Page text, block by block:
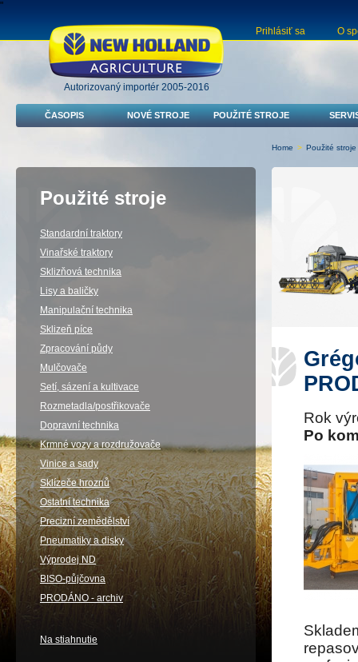
"
Autorizovaný importér 2005-2016
Prihlásiť sa O
ČASOPIS NOVÉ STROJE POUŽITÉ STROJE
Home > Použité stroje
Rok
Po
Použité stroje
Standardní traktory
Vinařské traktory
Sklizňová technika
Lisy a baličky
Manipulační technika
Sklizeň píce
Zpracování půdy
Mulčovače
Setí, sázení a kultivace
Rozmetadla/postřikovače
Dopravní technika
Krmné vozy a rozdružovače
Vinice a sady
Sklízeče hroznů
Ostatní technika
Precizní zemědělství
Pneumatiky a disky
Výprodej ND
BISO-půjčovna
PRODÁNO - archiv
Na stiahnutie